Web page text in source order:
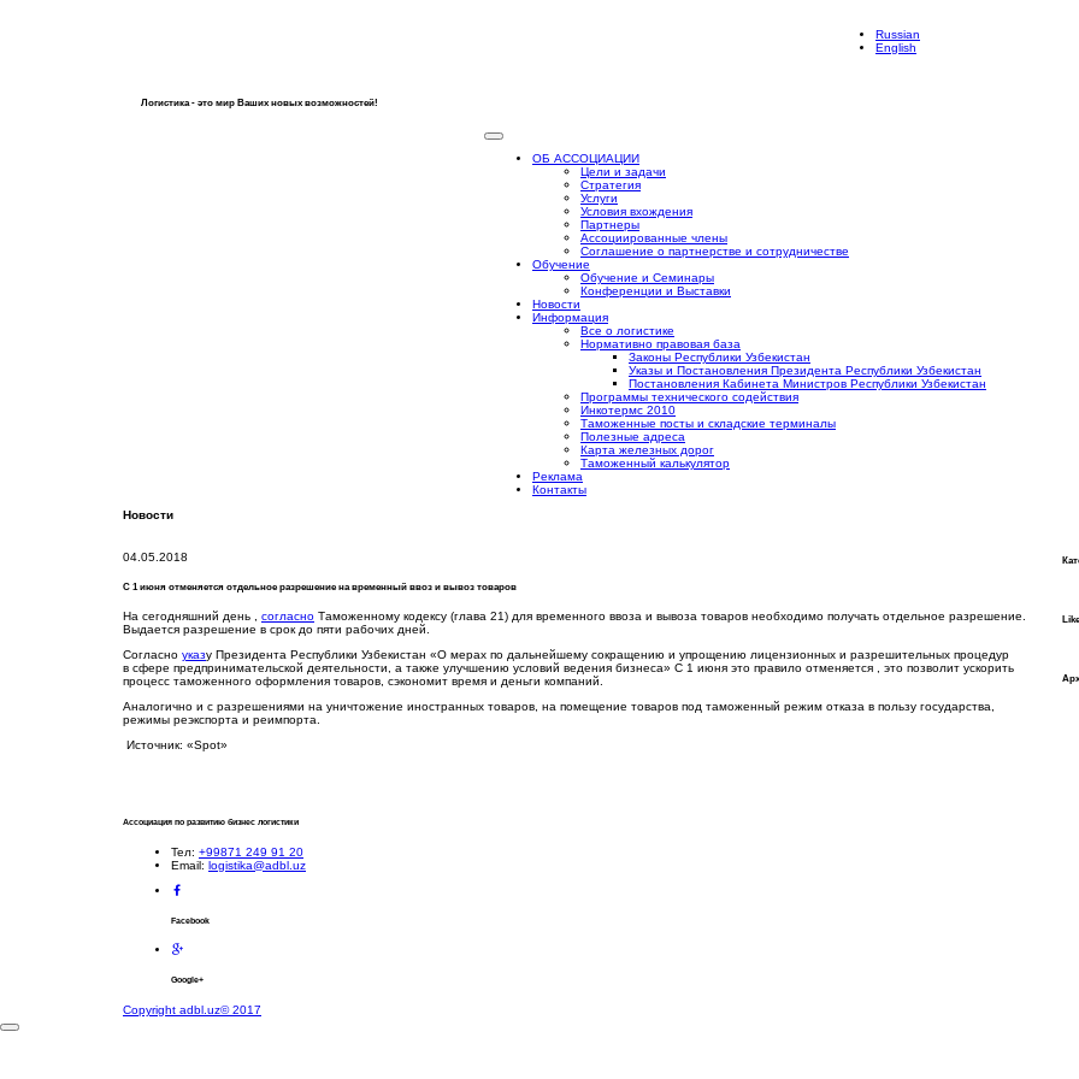
Russian
English
Логистика - это мир Ваших новых возможностей!
ОБ АССОЦИАЦИИ
Цели и задачи
Стратегия
Услуги
Условия вхождения
Партнеры
Ассоциированные члены
Соглашение о партнерстве и сотрудничестве
Обучение
Обучение и Семинары
Конференции и Выставки
Новости
Информация
Все о логистике
Нормативно правовая база
Законы Республики Узбекистан
Указы и Постановления Президента Республики Узбекистан
Постановления Кабинета Министров Республики Узбекистан
Программы технического содействия
Инкотермс 2010
Таможенные посты и складские терминалы
Полезные адреса
Карта железных дорог
Таможенный калькулятор
Реклама
Контакты
Новости
04.05.2018
С 1 июня отменяется отдельное разрешение на временный ввоз и вывоз товаров
На сегодняшний день , согласно Таможенному кодексу (глава 21) для временного ввоза и вывоза товаров необходимо получать отдельное разрешение.
Выдается разрешение в срок до пяти рабочих дней.
Согласно указу Президента Республики Узбекистан «О мерах по дальнейшему сокращению и упрощению лицензионных и разрешительных процедур
в сфере предпринимательской деятельности, а также улучшению условий ведения бизнеса» С 1 июня это правило отменяется , это позволит ускорить
процесс таможенного оформления товаров, сэкономит время и деньги компаний.
Аналогично и с разрешениями на уничтожение иностранных товаров, на помещение товаров под таможенный режим отказа в пользу государства,
режимы реэкспорта и реимпорта.
Источник: «Spot»
Ассоциация по развитию бизнес логистики
Тел: +99871 249 91 20
Email: logistika@adbl.uz
Facebook
Google+
Copyright adbl.uz© 2017